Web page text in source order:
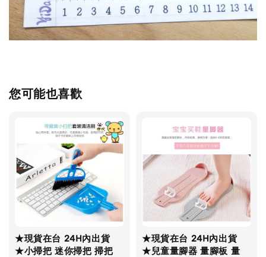
您可能也喜歡
★現貨在台 24H內出貨
★小掃把 迷你掃把 掃把
★現貨在台 24H內出貨
★兒童量腳器 量腳板 量